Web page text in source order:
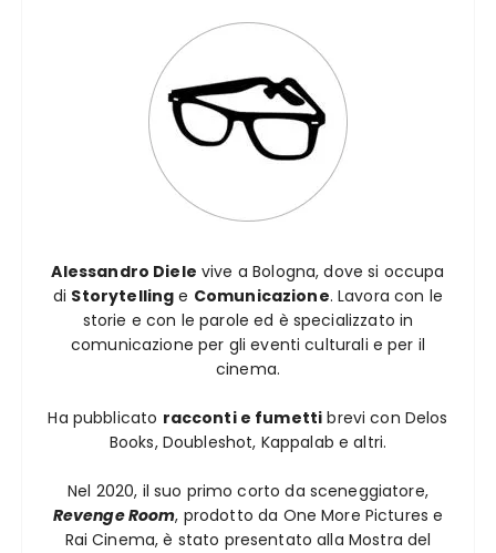
Alessandro Diele vive a Bologna, dove si occupa
di Storytelling e Comunicazione. Lavora con le
storie e con le parole ed è specializzato in
comunicazione per gli eventi culturali e per il
cinema.
Ha pubblicato racconti e fumetti brevi con Delos
Books, Doubleshot, Kappalab e altri.
Nel 2020, il suo primo corto da sceneggiatore,
Revenge Room, prodotto da One More Pictures e
Rai Cinema, è stato presentato alla Mostra del